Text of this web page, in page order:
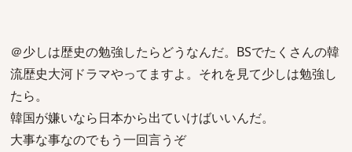
＠少しは歴史の勉強したらどうなんだ。BSでたくさんの韓
流歴史大河ドラマやってますよ。それを見て少しは勉強し
たら。
韓国が嫌いなら日本から出ていけばいいんだ。
大事な事なのでもう一回言うぞ